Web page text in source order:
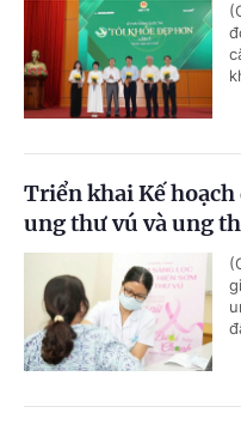
Triển khai Kế
ung thư vú và ung